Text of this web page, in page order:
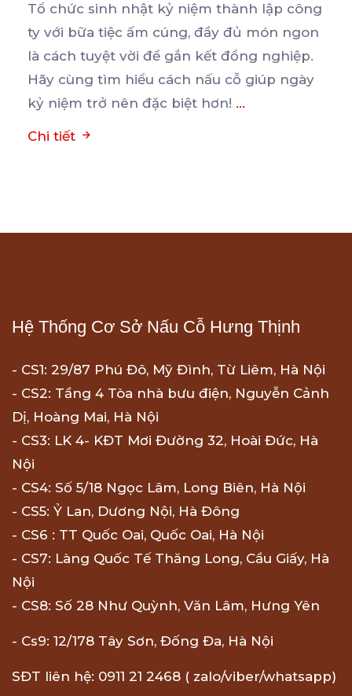
Tổ chức sinh nhật kỷ niệm thành lập công
ty với bữa tiệc ấm cúng, đầy đủ món ngon
là cách tuyệt vời để gắn kết đồng nghiệp.
Hãy cùng tìm hiểu cách nấu cỗ giúp ngày
kỷ niệm trở nên đặc biệt hơn! ...
Chi tiết
Hệ Thống Cơ Sở Nấu Cỗ Hưng Thịnh
- CS1: 29/87 Phú Đô, Mỹ Đình, Từ Liêm, Hà Nội
- CS2: Tầng 4 Tòa nhà bưu điện, Nguyễn Cảnh
Dị, Hoàng Mai, Hà Nội
- CS3: LK 4- KĐT Mơi Đường 32, Hoài Đức, Hà
Nội
- CS4: Số 5/18 Ngọc Lâm, Long Biên, Hà Nội
- CS5: Ỷ Lan, Dương Nội, Hà Đông
- CS6 : TT Quốc Oai, Quốc Oai, Hà Nội
- CS7: Làng Quốc Tế Thăng Long, Cầu Giấy, Hà
Nội
- CS8: Số 28 Như Quỳnh, Văn Lâm, Hưng Yên
- Cs9: 12/178 Tây Sơn, Đống Đa, Hà Nội
SĐT liên hệ: 0911 21 2468 ( zalo/viber/whatsapp)